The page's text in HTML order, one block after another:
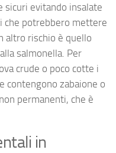
evitando insalate
che potrebbero mettere
altro rischio è quello
salmonella. Per
crude o poco cotte i
contengono zabaione o
permanenti, che è
in